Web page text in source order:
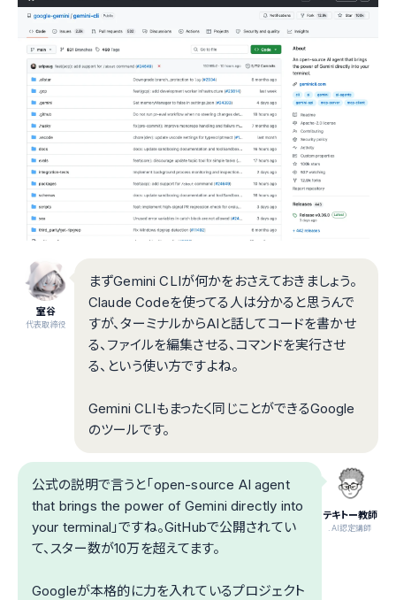
室谷
代表取締役
まずGemini CLIが何かをおさえておきましょう。
Claude Codeを使ってる人は分かると思うんで
すが、ターミナルからAIと話してコードを書かせ
る、ファイルを編集させる、コマンドを実行させ
る、という使い方ですよね。
Gemini CLIもまったく同じことができるGoogle
のツールです。
テキトー教師
.AI認定講師
公式の説明で言うと「open-source AI agent
that brings the power of Gemini directly into
your terminal」ですね。GitHubで公開されてい
て、スター数が10万を超えてます。
Googleが本格的に力を入れているプロジェクト